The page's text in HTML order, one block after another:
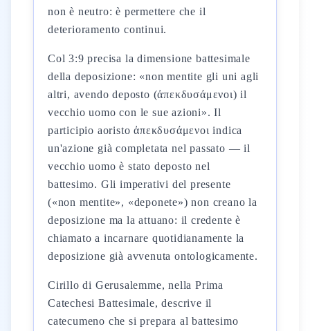
non è neutro: è permettere che il
deterioramento continui.
Col 3:9 precisa la dimensione battesimale
della deposizione: «non mentite gli uni agli
altri, avendo deposto (ἀπεκδυσάμενοι) il
vecchio uomo con le sue azioni». Il
participio aoristo ἀπεκδυσάμενοι indica
un'azione già completata nel passato — il
vecchio uomo è stato deposto nel
battesimo. Gli imperativi del presente
(«non mentite», «deponete») non creano la
deposizione ma la attuano: il credente è
chiamato a incarnare quotidianamente la
deposizione già avvenuta ontologicamente.
Cirillo di Gerusalemme, nella Prima
Catechesi Battesimale, descrive il
catecumeno che si prepara al battesimo